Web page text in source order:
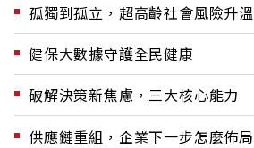
孤獨到孤立，超高齡社會風險升溫
健保大數據守護全民健康
破解決策新焦慮，三大核心能力
供應鏈重組，企業下一步怎麼佈局